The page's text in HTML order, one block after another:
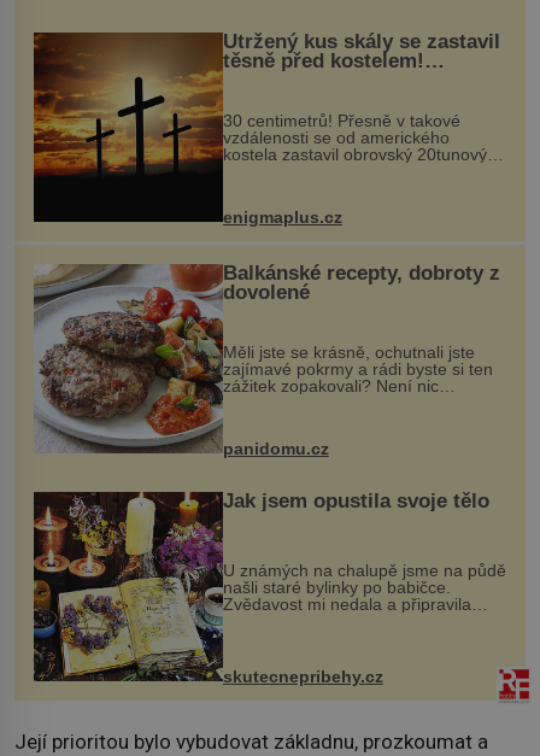
Utržený kus skály se zastavil
těsně před kostelem!
Ochránila ho boží síla?
30 centimetrů! Přesně v takové
vzdálenosti se od amerického
kostela zastavil obrovský 20tunový
...
enigmaplus.cz
Balkánské recepty, dobroty z
dovolené
Měli jste se krásně, ochutnali jste
zajímavé pokrmy a rádi byste si ten
zážitek zopakovali? Není nic
snazšího. Pljeskavica (10 porcí)
Možná jste ji ochutnali na dovolené v
panidomu.cz
Jak jsem opustila svoje tělo
U známých na chalupě jsme na půdě
našli staré bylinky po babičce.
Zvědavost mi nedala a připravila
jsem si z nich lektvar… Zimní pobyt
na chalupě se pro mě vlastní vinou
změnil v děsivý zážitek, na kt...
skutecnepribehy.cz
Její prioritou bylo vybudovat základnu, prozkoumat a